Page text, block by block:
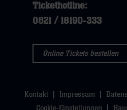
Tickethotline:
0621 / 18190-333
Online Tickets bestellen
Kontakt Impressum
Cookie-Einstellungen